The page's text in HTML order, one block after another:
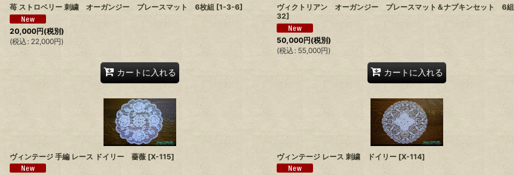
苺 ストロベリー 刺繍 オーガンジー プレースマット 6枚組 [1-3-6]
20,000円(税別)
(税込 : 22,000円)
カートに入れる
ヴィクトリアン オーガンジー プレースマット＆ナプキンセット 6組
32]
50,000円(税別)
(税込 : 55,000円)
カートに入れる
ヴィンテージ 手編 レース ドイリー 薔薇 [X-115] ヴィンテージ レース 刺繍 ドイリー [X-114]